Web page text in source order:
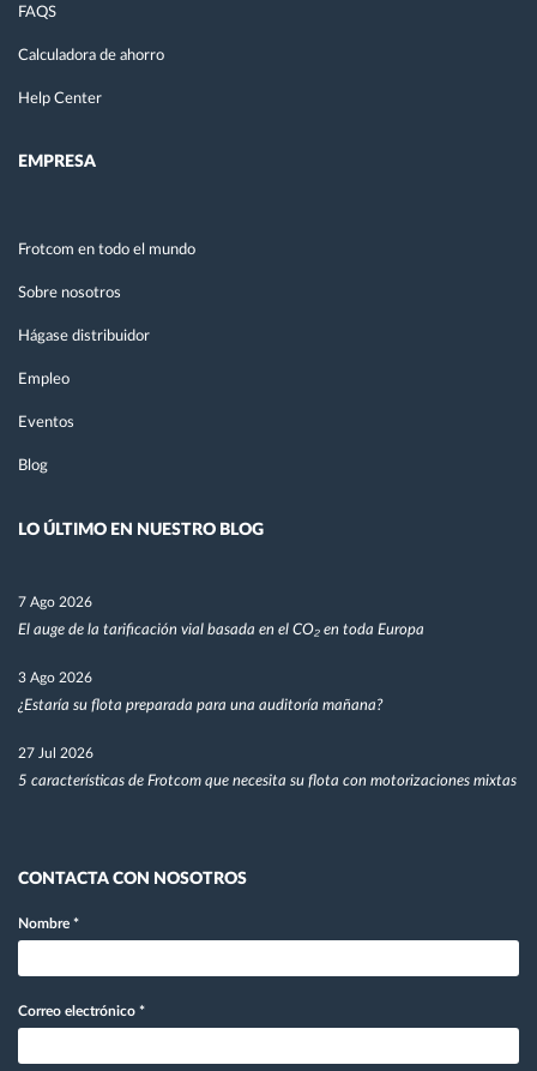
FAQS
Calculadora de ahorro
Help Center
EMPRESA
Frotcom en todo el mundo
Sobre nosotros
Hágase distribuidor
Empleo
Eventos
Blog
LO ÚLTIMO EN NUESTRO BLOG
7 Ago 2026
El auge de la tarificación vial basada en el CO₂ en toda Europa
3 Ago 2026
¿Estaría su flota preparada para una auditoría mañana?
27 Jul 2026
5 características de Frotcom que necesita su flota con motorizaciones mixtas
CONTACTA CON NOSOTROS
Nombre *
Correo electrónico *